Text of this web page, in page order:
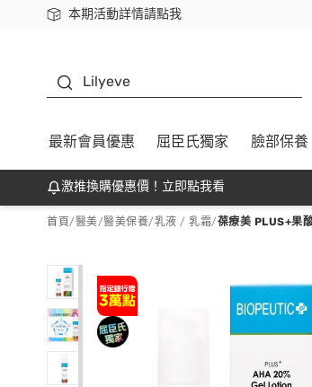
本期活動詳情請點我
下載app最高回饋$350
Lilyeve
最新會員優惠 屈臣氏獨家 臉部保養
激推換購優惠價！立即點我看
首頁/醫美/醫美保養/乳液 / 乳霜/葆療美 PLUS+果